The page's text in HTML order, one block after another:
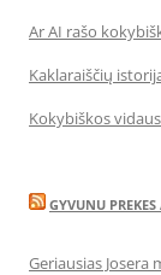
Ar AI rašo
Kaklaraiščių
Kokybiškos
GYVUNU
Geriausias